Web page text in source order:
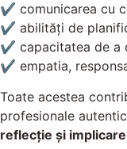
✔ comunicarea cu
✔ abilități de
✔ capacitatea de a
✔ empatia,
Toate acestea
profesionale
reflecție și implicare